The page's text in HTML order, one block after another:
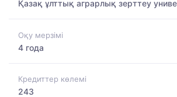
Қазақ ұлттық аграрлық зерттеу
Оқу мерзімі
4 года
Кредиттер көлемі
243